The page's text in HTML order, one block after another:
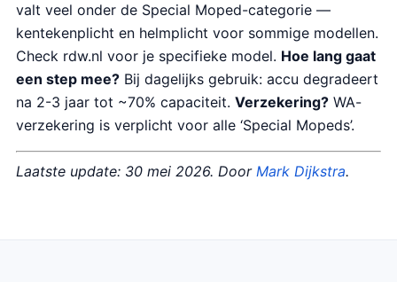
valt veel onder de Special Moped-categorie —
kentekenplicht en helmplicht voor sommige modellen.
Check rdw.nl voor je specifieke model. Hoe lang gaat
een step mee? Bij dagelijks gebruik: accu degradeert
na 2-3 jaar tot ~70% capaciteit. Verzekering? WA-
verzekering is verplicht voor alle ‘Special Mopeds’.
Laatste update: 30 mei 2026. Door Mark Dijkstra.